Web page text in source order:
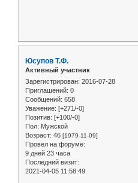
Юсупов Т.Ф.
Активный участник
Зарегистрирован: 2016-07-28
Приглашений: 0
Сообщений: 658
Уважение: [+271/-0]
Позитив: [+100/-0]
Пол: Мужской
Возраст: 46 [1979-11-09]
Провел на форуме:
9 дней 23 часа
Последний визит:
2021-04-05 11:58:49